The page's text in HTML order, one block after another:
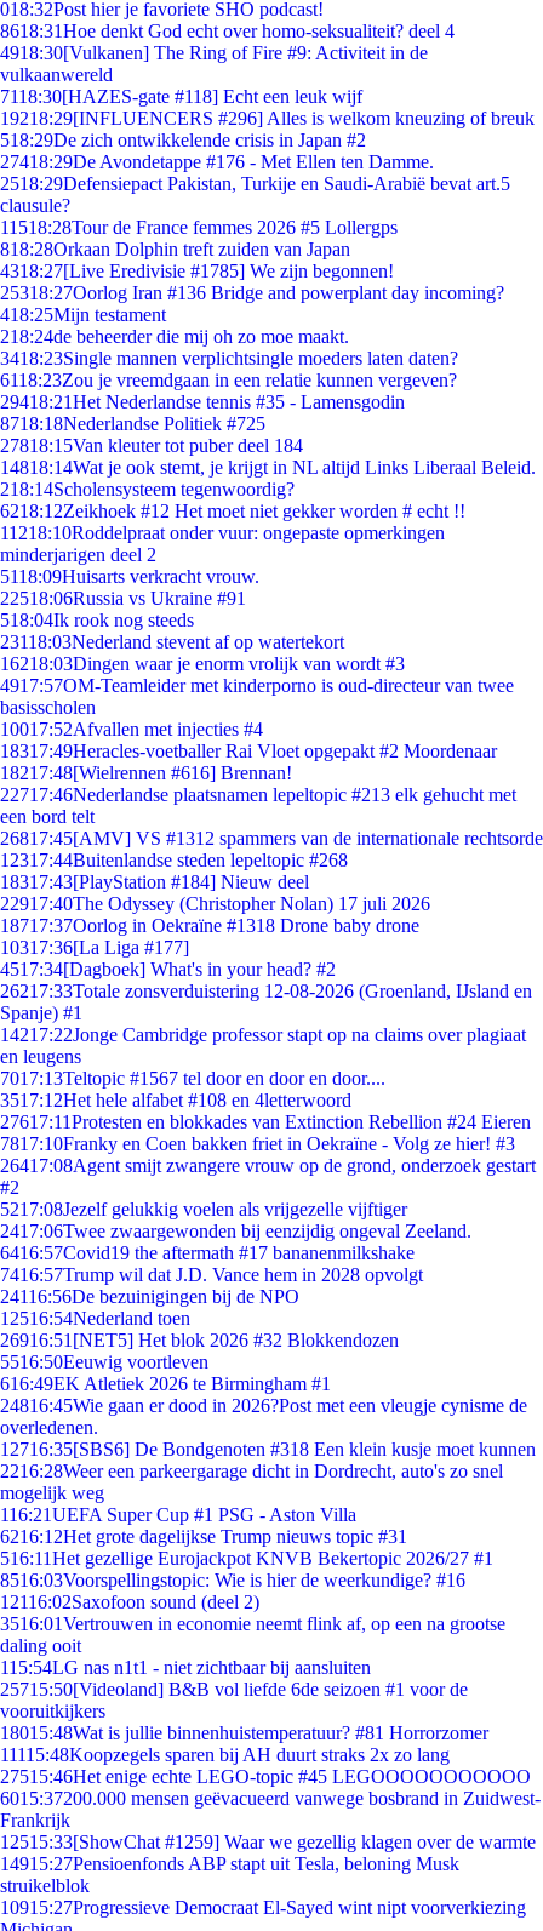
018:32Post hier je favoriete SHO podcast!
8618:31Hoe denkt God echt over homo-seksualiteit? deel 4
4918:30[Vulkanen] The Ring of Fire #9: Activiteit in de
vulkaanwereld
7118:30[HAZES-gate #118] Echt een leuk wijf
19218:29[INFLUENCERS #296] Alles is welkom kneuzing of breuk
518:29De zich ontwikkelende crisis in Japan #2
27418:29De Avondetappe #176 - Met Ellen ten Damme.
2518:29Defensiepact Pakistan, Turkije en Saudi-Arabië bevat art.5
clausule?
11518:28Tour de France femmes 2026 #5 Lollergps
818:28Orkaan Dolphin treft zuiden van Japan
4318:27[Live Eredivisie #1785] We zijn begonnen!
25318:27Oorlog Iran #136 Bridge and powerplant day incoming?
418:25Mijn testament
218:24de beheerder die mij oh zo moe maakt.
3418:23Single mannen verplichtsingle moeders laten daten?
6118:23Zou je vreemdgaan in een relatie kunnen vergeven?
29418:21Het Nederlandse tennis #35 - Lamensgodin
8718:18Nederlandse Politiek #725
27818:15Van kleuter tot puber deel 184
14818:14Wat je ook stemt, je krijgt in NL altijd Links Liberaal Beleid.
218:14Scholensysteem tegenwoordig?
6218:12Zeikhoek #12 Het moet niet gekker worden # echt !!
11218:10Roddelpraat onder vuur: ongepaste opmerkingen
minderjarigen deel 2
5118:09Huisarts verkracht vrouw.
22518:06Russia vs Ukraine #91
518:04Ik rook nog steeds
23118:03Nederland stevent af op watertekort
16218:03Dingen waar je enorm vrolijk van wordt #3
4917:57OM-Teamleider met kinderporno is oud-directeur van twee
basisscholen
10017:52Afvallen met injecties #4
18317:49Heracles-voetballer Rai Vloet opgepakt #2 Moordenaar
18217:48[Wielrennen #616] Brennan!
22717:46Nederlandse plaatsnamen lepeltopic #213 elk gehucht met
een bord telt
26817:45[AMV] VS #1312 spammers van de internationale rechtsorde
12317:44Buitenlandse steden lepeltopic #268
18317:43[PlayStation #184] Nieuw deel
22917:40The Odyssey (Christopher Nolan) 17 juli 2026
18717:37Oorlog in Oekraïne #1318 Drone baby drone
10317:36[La Liga #177]
4517:34[Dagboek] What's in your head? #2
26217:33Totale zonsverduistering 12-08-2026 (Groenland, IJsland en
Spanje) #1
14217:22Jonge Cambridge professor stapt op na claims over plagiaat
en leugens
7017:13Teltopic #1567 tel door en door en door....
3517:12Het hele alfabet #108 en 4letterwoord
27617:11Protesten en blokkades van Extinction Rebellion #24 Eieren
7817:10Franky en Coen bakken friet in Oekraïne - Volg ze hier! #3
26417:08Agent smijt zwangere vrouw op de grond, onderzoek gestart
#2
5217:08Jezelf gelukkig voelen als vrijgezelle vijftiger
2417:06Twee zwaargewonden bij eenzijdig ongeval Zeeland.
6416:57Covid19 the aftermath #17 bananenmilkshake
7416:57Trump wil dat J.D. Vance hem in 2028 opvolgt
24116:56De bezuinigingen bij de NPO
12516:54Nederland toen
26916:51 [NET5] Het blok 2026 #32 Blokkendozen
5516:50Eeuwig voortleven
616:49EK Atletiek 2026 te Birmingham #1
24816:45Wie gaan er dood in 2026?Post met een vleugje cynisme de
overledenen.
12716:35[SBS6] De Bondgenoten #318 Een klein kusje moet kunnen
2216:28Weer een parkeergarage dicht in Dordrecht, auto's zo snel
mogelijk weg
116:21UEFA Super Cup #1 PSG - Aston Villa
6216:12Het grote dagelijkse Trump nieuws topic #31
516:11Het gezellige Eurojackpot KNVB Bekertopic 2026/27 #1
8516:03Voorspellingstopic: Wie is hier de weerkundige? #16
12116:02Saxofoon sound (deel 2)
3516:01Vertrouwen in economie neemt flink af, op een na grootse
daling ooit
115:54LG nas n1t1 - niet zichtbaar bij aansluiten
25715:50[Videoland] B&B vol liefde 6de seizoen #1 voor de
vooruitkijkers
18015:48Wat is jullie binnenhuistemperatuur? #81 Horrorzomer
11115:48Koopzegels sparen bij AH duurt straks 2x zo lang
27515:46Het enige echte LEGO-topic #45 LEGOOOOOOOOOOO
6015:37200.000 mensen geëvacueerd vanwege bosbrand in Zuidwest-
Frankrijk
12515:33[ShowChat #1259] Waar we gezellig klagen over de warmte
14915:27Pensioenfonds ABP stapt uit Tesla, beloning Musk
struikelblok
10915:27Progressieve Democraat El-Sayed wint nipt voorverkiezing